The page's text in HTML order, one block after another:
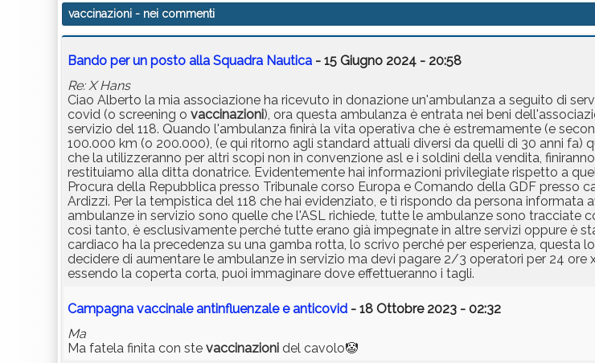
vaccinazioni - nei commenti
Bando per un posto alla Squadra Nautica - 15 Giugno 2024 - 20:58
Re: X Hans
Ciao Alberto la mia associazione ha ricevuto in donazione un'ambulanza a seguito di
covid (o screening o vaccinazioni), ora questa ambulanza è entrata nei beni
servizio del 118. Quando l'ambulanza finirà la vita operativa che è estremamente (e
100.000 km (o 200.000), (e qui ritorno agli standard attuali diversi da quelli di 30 anni fa)
che la utilizzeranno per altri scopi non in convenzione asl e i soldini della vendita,
restituiamo alla ditta donatrice. Evidentemente hai informazioni privilegiate rispetto a
Procura della Repubblica presso Tribunale corso Europa e Comando della GDF presso
Ardizzi. Per la tempistica del 118 che hai evidenziato, e ti rispondo da persona informata
ambulanze in servizio sono quelle che l'ASL richiede, tutte le ambulanze sono tracciate
così tanto, è esclusivamente perché tutte erano già impegnate in altre servizi oppure è
cardiaco ha la precedenza su una gamba rotta, lo scrivo perché per esperienza, questa
decidere di aumentare le ambulanze in servizio ma devi pagare 2/3 operatori per 24 ore
essendo la coperta corta, puoi immaginare dove effettueranno i tagli.
Campagna vaccinale antinfluenzale e anticovid - 18 Ottobre 2023 - 02:32
Ma
Ma fatela finita con ste vaccinazioni del cavolo🤡